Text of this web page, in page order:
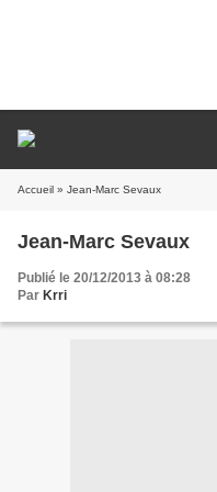
Accueil » Jean-Marc Sevaux
Jean-Marc Sevaux
Publié le 20/12/2013 à 08:28
Par Krri